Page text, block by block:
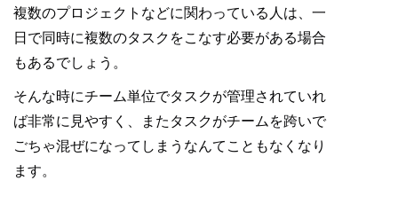
複数のプロジェクトなどに関わっている人は、一
日で同時に複数のタスクをこなす必要がある場合
もあるでしょう。
そんな時にチーム単位でタスクが管理されていれ
ば非常に見やすく、またタスクがチームを跨いで
ごちゃ混ぜになってしまうなんてこともなくなり
ます。